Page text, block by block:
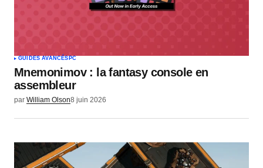
GUIDES AVANCÉS PC
Mnemonimov : la fantasy console en
assembleur
par William Olson8 juin 2026